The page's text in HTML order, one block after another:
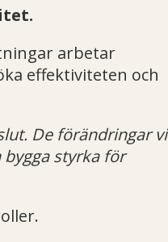
arbetar
effektiviteten och
De förändringar vi
styrka för